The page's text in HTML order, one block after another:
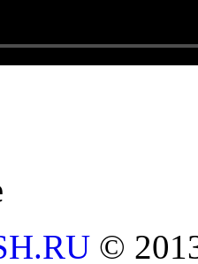
©